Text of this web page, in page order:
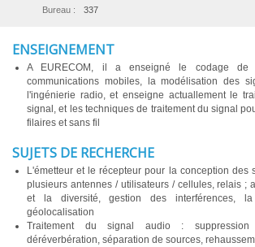
Bureau :
337
ENSEIGNEMENT
A EURECOM, il a enseigné le codage
communications mobiles, la modélisation des
l'ingénierie radio, et enseigne actuallement le
signal, et les techniques de traitement du signal
filaires et sans fil
SUJETS DE RECHERCHE
L'émetteur et le récepteur pour la conception des
plusieurs antennes / utilisateurs / cellules, relais ;
et la diversité, gestion des interférences,
géolocalisation
Traitement du signal audio : suppression
déréverbération, séparation de sources,